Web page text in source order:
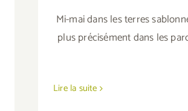
Mi-mai dans les terres
plus précisément dans les
Lire la suite